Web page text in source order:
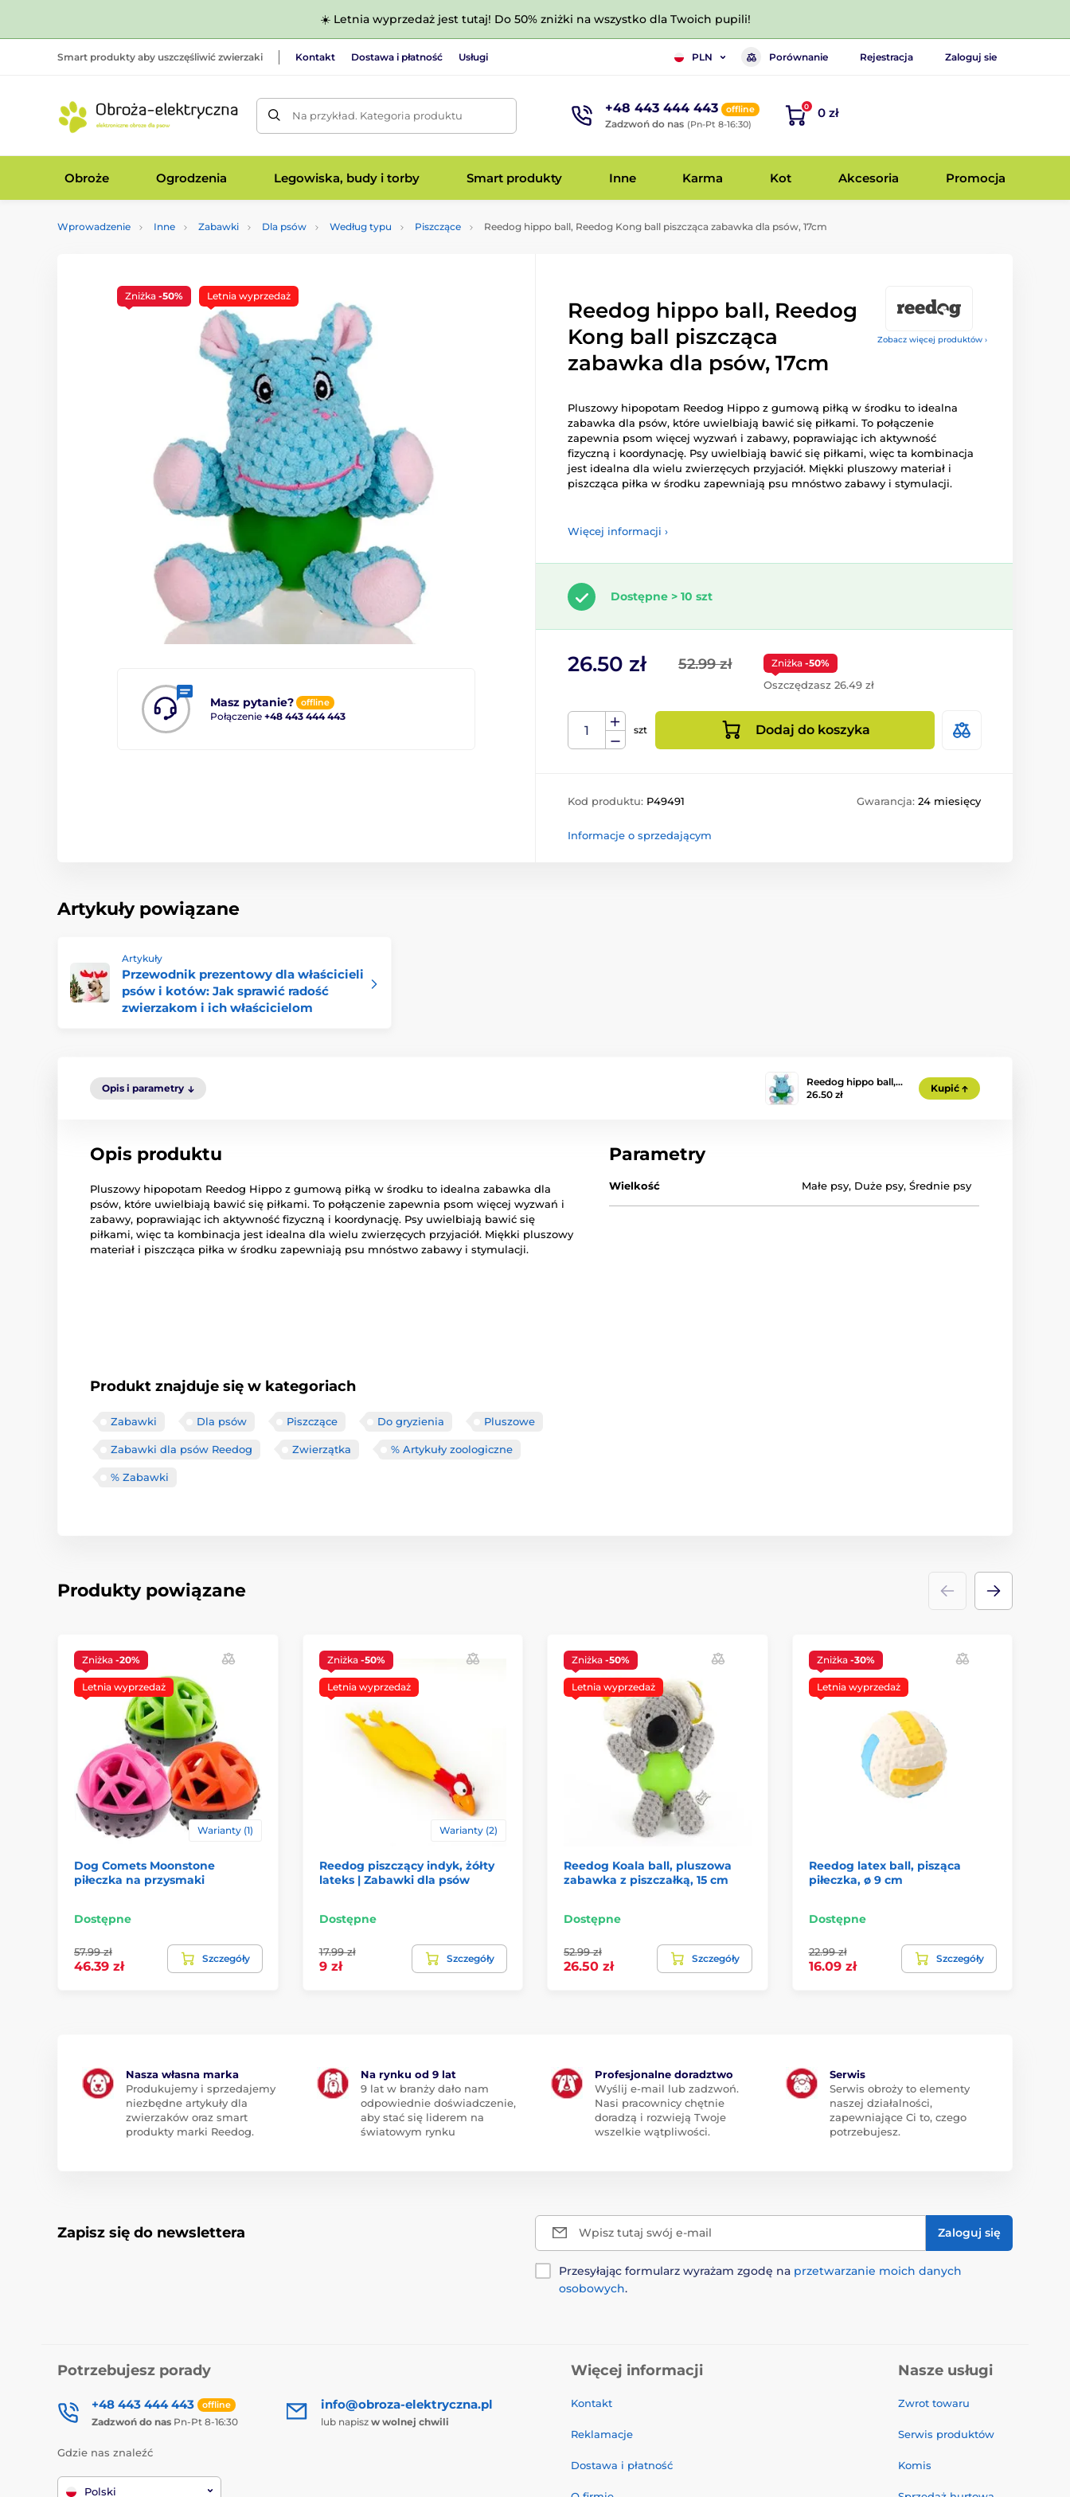
☀️ Letnia wyprzedaż jest tutaj! Do 50% zniżki na wszystko dla Twoich pupili!
Smart produkty aby uszczęśliwić zwierzaki Kontakt Dostawa i płatność Usługi PLN Porównanie Rejestracja Zaloguj sie
Na przykład. Kategoria produktu +48 443 444 443 offline
Zadzwoń do nas (Pn-Pt 8-16:30)
0 0 zł
Obroże Ogrodzenia Legowiska, budy i torby Smart produkty Inne Karma Kot Akcesoria Promocja
Wprowadzenie Inne Zabawki Dla psów Według typu Piszczące Reedog hippo ball, Reedog Kong ball piszcząca zabawka dla psów, 17cm
Zobacz więcej produktów ›
Masz pytanie? offline
Połączenie +48 443 444 443
Zniżka -50% Letnia wyprzedaż
Reedog hippo ball, Reedog
Kong ball piszcząca
zabawka dla psów, 17cm
Pluszowy hipopotam Reedog Hippo z gumową piłką w środku to idealna
zabawka dla psów, które uwielbiają bawić się piłkami. To połączenie
zapewnia psom więcej wyzwań i zabawy, poprawiając ich aktywność
fizyczną i koordynację. Psy uwielbiają bawić się piłkami, więc ta kombinacja
jest idealna dla wielu zwierzęcych przyjaciół. Miękki pluszowy materiał i
piszcząca piłka w środku zapewniają psu mnóstwo zabawy i stymulacji.
Więcej informacji ›
Dostępne > 10 szt
52.99 zł
26.50 zł Zniżka -50%
Oszczędzasz 26.49 zł
szt Dodaj do koszyka
Kod produktu: P49491 Gwarancja: 24 miesięcy
Informacje o sprzedającym
Artykuły powiązane
Artykuły
Przewodnik prezentowy dla właścicieli
psów i kotów: Jak sprawić radość
zwierzakom i ich właścicielom
Opis i parametry
Reedog hippo ball,…
26.50 zł
Kupić
Opis produktu
Pluszowy hipopotam Reedog Hippo z gumową piłką w środku to idealna zabawka dla
psów, które uwielbiają bawić się piłkami. To połączenie zapewnia psom więcej wyzwań i
zabawy, poprawiając ich aktywność fizyczną i koordynację. Psy uwielbiają bawić się
piłkami, więc ta kombinacja jest idealna dla wielu zwierzęcych przyjaciół. Miękki pluszowy
materiał i piszcząca piłka w środku zapewniają psu mnóstwo zabawy i stymulacji.
Produkt znajduje się w kategoriach
Zabawki Dla psów Piszczące Do gryzienia Pluszowe
Zabawki dla psów Reedog Zwierzątka % Artykuły zoologiczne
% Zabawki
Parametry
Wielkość Małe psy, Duże psy,Średnie psy
Produkty powiązane
Zniżka -20%
Letnia wyprzedaż
Warianty (1)
Dog Comets Moonstone
piłeczka na przysmaki
Dostępne
57.99 zł
46.39 zł
Szczegóły
Zniżka -50%
Letnia wyprzedaż
Warianty (2)
Reedog piszczący indyk, żółty
lateks | Zabawki dla psów
Dostępne
17.99 zł
9 zł
Szczegóły
Zniżka -50%
Letnia wyprzedaż
Reedog Koala ball, pluszowa
zabawka z piszczałką, 15 cm
Dostępne
52.99 zł
26.50 zł
Szczegóły
Zniżka -30%
Letnia wyprzedaż
Reedog latex ball, pisząca
piłeczka, ø 9 cm
Dostępne
22.99 zł
16.09 zł
Szczegóły
Nasza własna marka
Produkujemy i sprzedajemy
niezbędne artykuły dla
zwierzaków oraz smart
produkty marki Reedog.
Na rynku od 9 lat
9 lat w branży dało nam
odpowiednie doświadczenie,
aby stać się liderem na
światowym rynku
Profesjonalne doradztwo
Wyślij e-mail lub zadzwoń.
Nasi pracownicy chętnie
doradzą i rozwieją Twoje
wszelkie wątpliwości.
Serwis
Serwis obroży to elementy
naszej działalności,
zapewniające Ci to, czego
potrzebujesz.
Zapisz się do newslettera Wpisz tutaj swój e-mail Zaloguj się
Przesyłając formularz wyrażam zgodę na przetwarzanie moich danych
osobowych.
Potrzebujesz porady
+48 443 444 443 offline
Zadzwoń do nas Pn-Pt 8-16:30
info@obroza-elektryczna.pl
lub napisz w wolnej chwili
Gdzie nas znaleźć
Polski
Więcej informacji
Kontakt
Reklamacje
Dostawa i płatność
Nasze usługi
Zwrot towaru
Serwis produktów
Komis